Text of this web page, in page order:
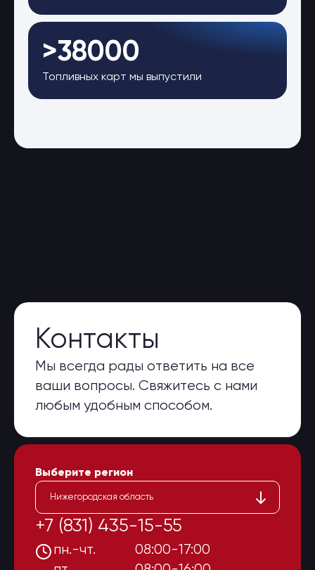
>38000
Топливных карт мы выпустили
Контакты
Мы всегда рады ответить на все
ваши вопросы. Свяжитесь с нами
любым удобным способом.
Выберите регион
Нижегородская область
+7 (831) 435-15-55
пн.-чт.
08:00-17:00